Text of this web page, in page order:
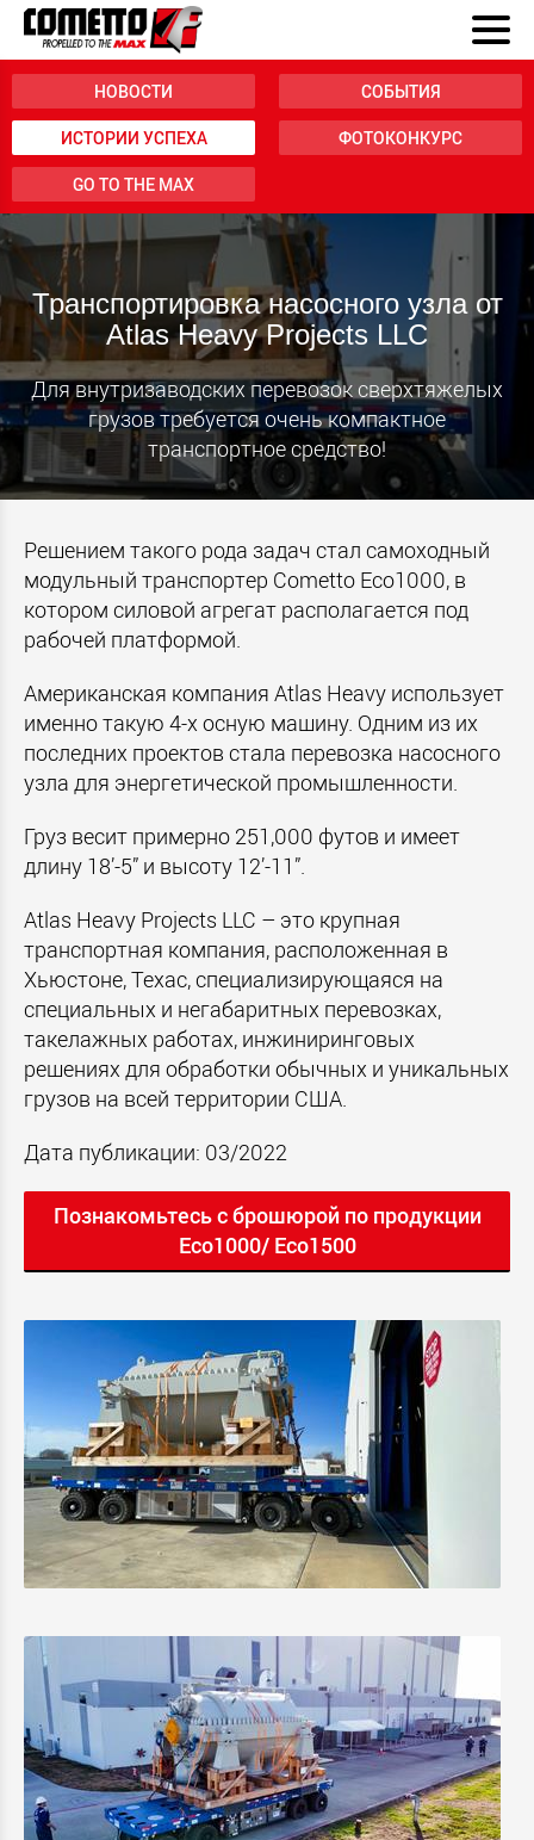
НОВОСТИ СОБЫТИЯ
ИСТОРИИ УСПЕХА ФОТОКОНКУРС
GO TO THE MAX
Транспортировка насосного узла от
Atlas Heavy Projects LLC
Для внутризаводских перевозок сверхтяжелых
грузов требуется очень компактное
транспортное средство!
Решением такого рода задач стал самоходный
модульный транспортер Cometto Eco1000, в
котором силовой агрегат располагается под
рабочей платформой.
Американская компания Atlas Heavy использует
именно такую 4-х осную машину. Одним из их
последних проектов стала перевозка насосного
узла для энергетической промышленности.
Груз весит примерно 251,000 футов и имеет
длину 18’-5” и высоту 12’-11”.
Atlas Heavy Projects LLC – это крупная
транспортная компания, расположенная в
Хьюстоне, Техас, специализирующаяся на
специальных и негабаритных перевозках,
такелажных работах, инжиниринговых
решениях для обработки обычных и уникальных
грузов на всей территории США.
Дата публикации: 03/2022
Познакомьтесь с брошюрой по продукции
Eco1000/ Eco1500